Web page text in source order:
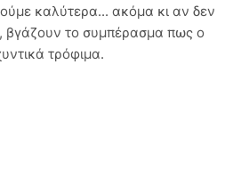
καλύτερα... ακόμα κι αν δεν
βγάζουν το συμπέρασμα πως ο
τρόφιμα.